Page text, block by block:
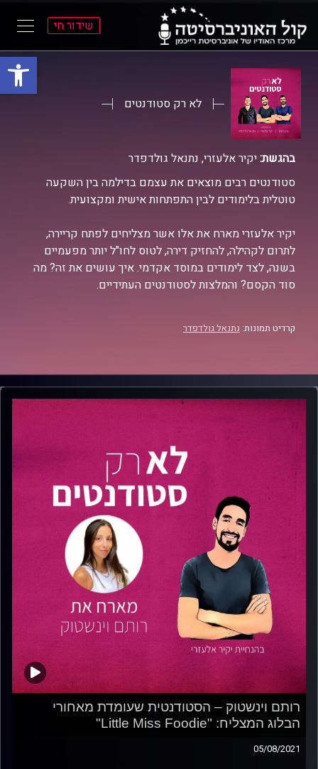
פתח
התפריט
התוכן
שידור חי
לא רק סטודנטים
בהגשת:יקיר אלעזרי, נתנאל גולדפדר
סטודנטים רבים מוצאים את עצמם בדילמה בין השקעה
טוטלית בלימודים לבין התפתחות אישית ומקצועית.
יקיר אלעזרי מארח את אלו אשר מצליחים לפתח קריירה,
לתרום לקהילה, להחזיק דירה, לטוס לחו"ל יותר מפעמיים
בשנה, לצד לימודים במוסד אקדמי. איך עושים את זה? מה
סוד הקסם? והמלצות לסטודנטים העתידיים.
קרדיט תמונות: נתנאל גולדפדר
רותם וינשטוק – הסטודנטית שעומדת מאחורי
הבלוג המצליח: "Little Miss Foodie"
05/08/2021